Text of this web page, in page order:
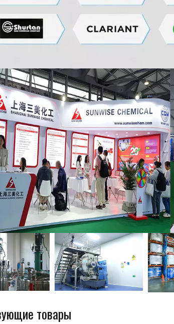
товары